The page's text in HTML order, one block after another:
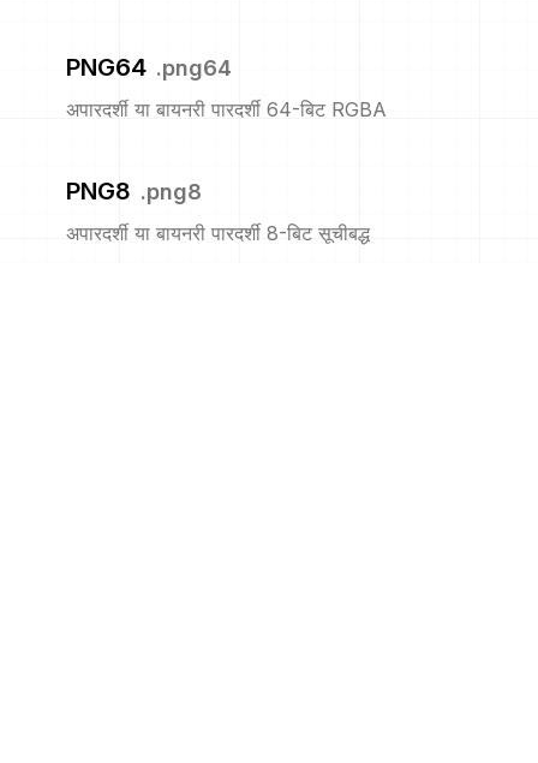
PNG64 .png64
अपारदर्शी या बायनरी पारदर्शी 64-बिट RGBA
PNG8 .png8
अपारदर्शी या बायनरी पारदर्शी 8-बिट सूचीबद्ध